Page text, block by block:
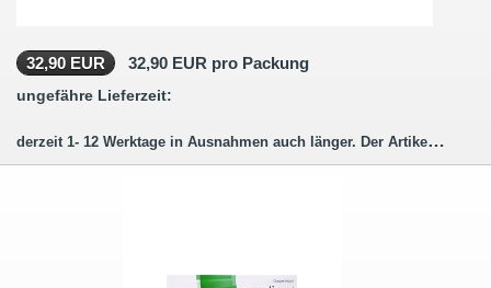
32,90 EUR 32,90 EUR pro Packung
ungefähre Lieferzeit:
derzeit 1- 12 Werktage in Ausnahmen auch länger. Der Artikel wird für Sie bestellt (hergestellt)